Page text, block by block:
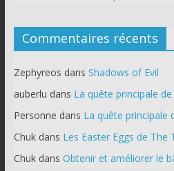
Commentaires récents
Zephyreos dans Shadows of Evil
auberlu dans La quête principale
Personne dans La quête principale
Chukdans Les Easter Eggs de The
Chukdans Obtenir et améliorer le